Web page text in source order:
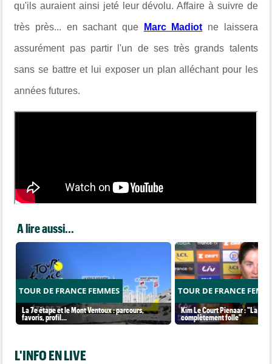
qu'ils auraient ainsi jeté leur dévolu. Affaire à suivre de
très près... en sachant que Marc Madiot ne laissera
assurément pas partir l'un de ses très grands talents
sans se battre et lui exposer un plan alléchant pour les
années futures.
A lire aussi...
TOUR DE FRANCE FEMMES
La 7e étape et le Mont Ventoux : parcours,
favoris, profil…
TOUR DE FRANCE
Kim Le Court Pienaar : "La
complètement folle"
L'INFO EN LIVE